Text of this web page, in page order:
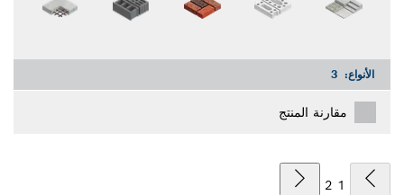
الأنواع: 3
مقارنة المنتج
1
2